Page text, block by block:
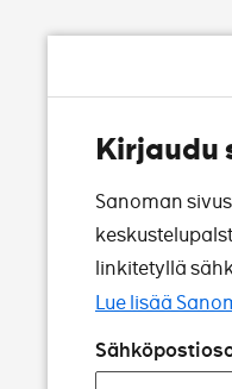
Kirjaudu
Sanoman
linkitetyllä
Lue lisää